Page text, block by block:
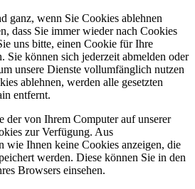
ganz, wenn Sie Cookies ablehnen
dass Sie immer wieder nach Cookies
uns bitte, einen Cookie für Ihre
Sie können sich jederzeit abmelden oder
unsere Dienste vollumfänglich nutzen
ablehnen, werden alle gesetzten
entfernt.
der von Ihrem Computer auf unserer
zur Verfügung. Aus
wie Ihnen keine Cookies anzeigen, die
werden. Diese können Sie in den
Browsers einsehen.